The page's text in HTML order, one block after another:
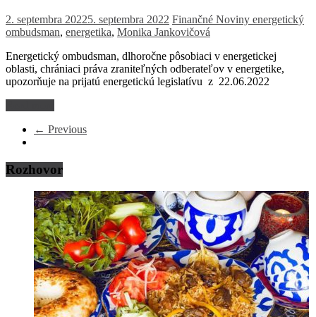
2. septembra 20225. septembra 2022 Finančné Noviny energetický
ombudsman, energetika, Monika Jankovičová
Energetický ombudsman, dlhoročne pôsobiaci v energetickej
oblasti, chrániaci práva zraniteľných odberateľov v energetike,
upozorňuje na prijatú energetickú legislatívu z 22.06.2022
← Previous
Rozhovor